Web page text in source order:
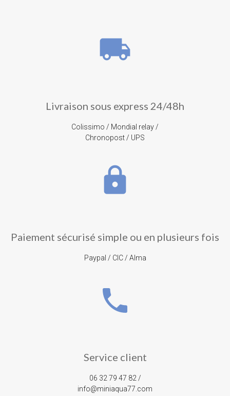
local_shipping
Livraison sous express 24/48h
Colissimo / Mondial relay /
Chronopost / UPS
lock
Paiement sécurisé simple ou en plusieurs fois
Paypal / CIC / Alma
phone
Service client
06 32 79 47 82 /
info@miniaqua77.com